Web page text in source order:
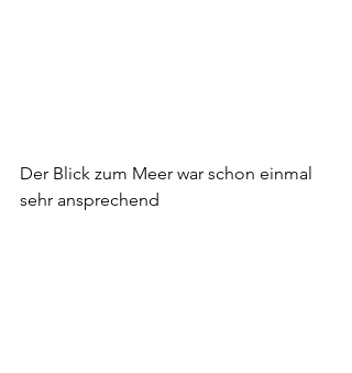
Der Blick zum Meer war schon einmal
sehr ansprechend